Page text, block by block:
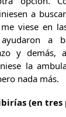
a
viese en
a
y demás,
la
nada más.
(en tres